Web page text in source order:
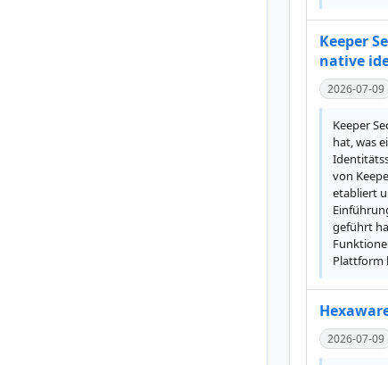
Keeper
native
2026-07-09
Keeper
hat, was
von
etabliert
geführt
Plattform
2026-07-09